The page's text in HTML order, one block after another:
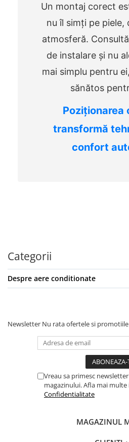
Un montaj corect
nu îl simți pe piele,
atmosferă.
de instalare și nu
mai simplu pentru
sănătos
Poziționarea
transformă
confort
Categorii
Despre aere conditionate
Newsletter Nu rata ofertele si
Vreau sa primesc
magazinului. Afla mai multe
Confidentialitate
MAGAZINUL